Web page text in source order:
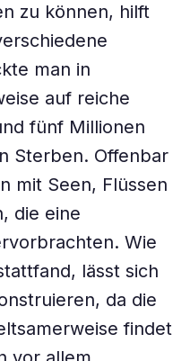
zu können, hilft
man in
auf reiche
fünf Millionen
Sterben. Offenbar
mit Seen, Flüssen
die eine
Wie
lässt sich
da die
findet